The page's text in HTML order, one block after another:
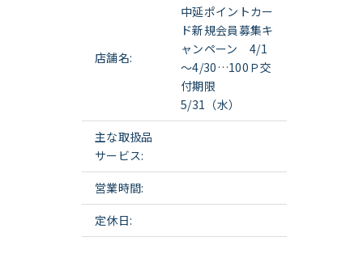
店舗名:
中延ポイントカー
ド新規会員募集キ
ャンペーン 4/1
～4/30…100Ｐ交
付期限
5/31（水）
主な取扱品
サービス:
営業時間:
定休日: